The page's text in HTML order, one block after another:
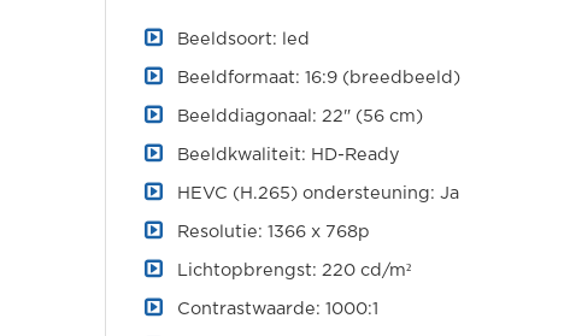
Beeldsoort: led
Beeldformaat: 16:9 (breedbeeld)
Beelddiagonaal: 22" (56 cm)
Beeldkwaliteit: HD-Ready
HEVC (H.265) ondersteuning: Ja
Resolutie: 1366 x 768p
Lichtopbrengst: 220 cd/m²
Contrastwaarde: 1000:1